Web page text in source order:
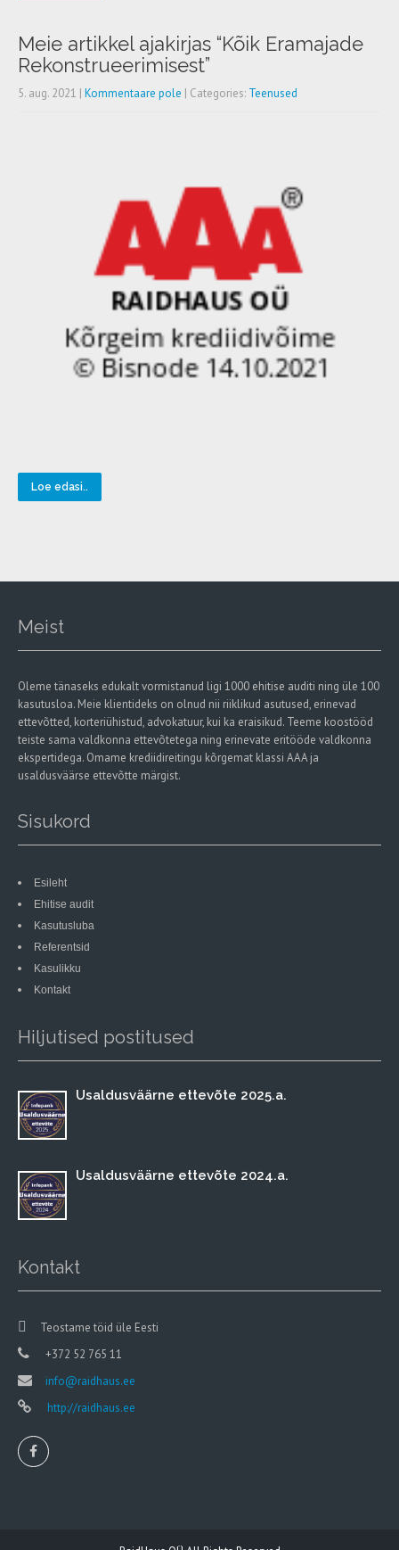
Meie artikkel ajakirjas “Kõik Eramajade
Rekonstrueerimisest”
5. aug. 2021 | Kommentaare pole | Categories: Teenused
Loe edasi..
Meist
Oleme tänaseks edukalt vormistanud ligi 1000 ehitise auditi ning üle 100
kasutusloa. Meie klientideks on olnud nii riiklikud asutused, erinevad
ettevõtted, korteriühistud, advokatuur, kui ka eraisikud. Teeme koostööd
teiste sama valdkonna ettevõtetega ning erinevate eritööde valdkonna
ekspertidega. Omame krediidireitingu kõrgemat klassi AAA ja
usaldusväärse ettevõtte märgist.
Sisukord
Esileht
Ehitise audit
Kasutusluba
Referentsid
Kasulikku
Kontakt
Hiljutised postitused
Usaldusväärne ettevõte 2025.a.
Usaldusväärne ettevõte 2024.a.
Kontakt
Teostame töid üle Eesti
+372 52 765 11
info@raidhaus.ee
http://raidhaus.ee